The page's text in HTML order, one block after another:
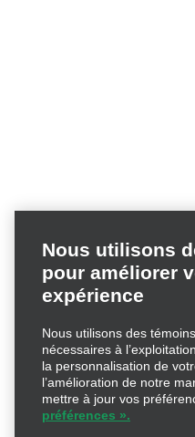
Nous utilisons
pour améliorer
expérience
nécessaires à
la personnalisation de
l’amélioration de notre
temps mettre à jour vos
préférences ».